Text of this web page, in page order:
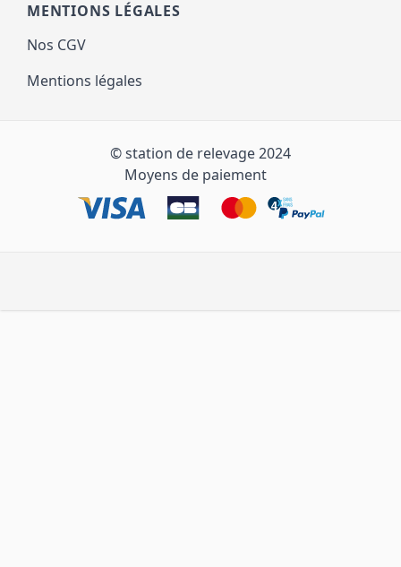
MENTIONS LÉGALES
Nos CGV
Mentions légales
© station de relevage 2024
Moyens de paiement